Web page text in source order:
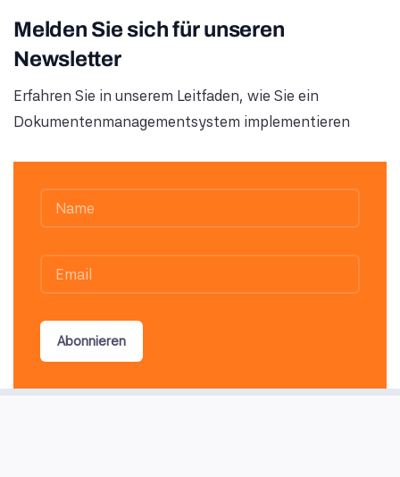
Melden Sie sich für unseren
Newsletter
Erfahren Sie in unserem Leitfaden, wie Sie ein
Dokumentenmanagementsystem implementieren
Abonnieren